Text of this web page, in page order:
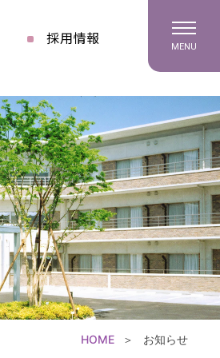
採用情報 MENU
HOME お知らせ